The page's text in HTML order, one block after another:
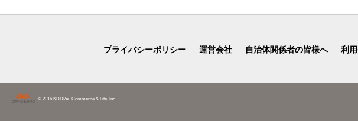
プライバシーポリシー 運営会社 自治体関係者の皆様へ 利
© 2016 KDDI/au Commerce & Life, Inc.